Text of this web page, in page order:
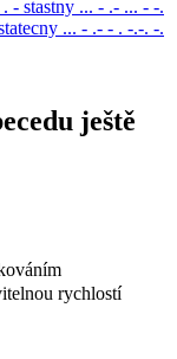
. - stastny ... - .- ... - -.
... - .- - . -.-. -.
ještě
rychlostí